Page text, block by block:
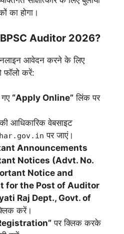
का होगा।
Auditor 2026?
आवेदन करने के लिए
फॉलो करें:
“Apply Online” लिंक पर
आधिकारिक वेबसाइट
पर जाएं।
Announcements
Notices (Advt. No.
Notice and
for the Post of Auditor
Raj Dept., Govt. of
करें।
पर क्लिक करके